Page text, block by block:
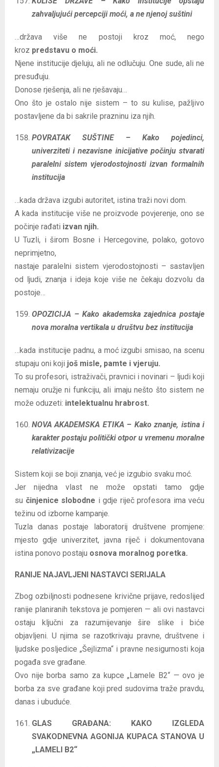
zahvaljujući percepciji moći, a ne njenoj suštini
…država više ne postoji kroz moć, nego
kroz predstavu o moći.
Njene institucije djeluju, ali ne odlučuju. One sude, ali ne
presuđuju.
Donose rješenja, ali ne rješavaju…
Ono što je ostalo nije sistem – to su kulise, pažljivo
postavljene da bi sakrile prazninu iza njih.
POVRATAK SUŠTINE – Kako pojedinci,
univerziteti i nezavisne inicijative počinju stvarati
paralelni sistem vjerodostojnosti izvan formalnih
institucija
…kada država izgubi autoritet, istina traži novi dom.
A kada institucije više ne proizvode povjerenje, ono se
počinje rađati izvan njih.
U Tuzli, i širom Bosne i Hercegovine, polako, gotovo
neprimjetno,
nastaje paralelni sistem vjerodostojnosti – sastavljen
od ljudi, znanja i ideja koje više ne čekaju dozvolu da
postoje…
OPOZICIJA – Kako akademska zajednica postaje
nova moralna vertikala u društvu bez institucija
…kada institucije padnu, a moć izgubi smisao, na scenu
stupaju oni koji još misle, pamte i vjeruju.
To su profesori, istraživači, pravnici i novinari – ljudi koji
nemaju oružje ni funkciju, ali imaju nešto što sistem ne
može oduzeti: intelektualnu hrabrost.
NOVA AKADEMSKA ETIKA – Kako znanje, istina i
karakter postaju politički otpor u vremenu moralne
relativizacije
Sistem koji se boji znanja, već je izgubio svaku moć.
Jer nijedna vlast ne može opstati tamo gdje
su činjenice slobodne i gdje riječ profesora ima veću
težinu od izborne kampanje.
Tuzla danas postaje laboratorij društvene promjene:
mjesto gdje univerzitet, javna riječ i dokumentovana
istina ponovo postaju osnova moralnog poretka.
RANIJE NAJAVLJENI NASTAVCI SERIJALA
Zbog ozbiljnosti podnesene krivične prijave, redoslijed
ranije planiranih tekstova je pomjeren — ali ovi nastavci
ostaju ključni za razumijevanje šire slike i biće
objavljeni. U njima se razotkrivaju pravne, društvene i
ljudske posljedice „Šejlizma“ i pravne nesigurnosti koja
pogađa sve građane.
Ovo nije borba samo za kupce „Lamele B2“ — ovo je
borba za sve građane koji pred sudovima traže pravdu,
danas i ubuduće.
GLAS GRAĐANA: KAKO IZGLEDA
SVAKODNEVNA AGONIJA KUPACA STANOVA U
„LAMELI B2“